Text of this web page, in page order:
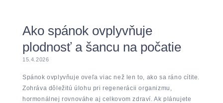
Ako spánok ovplyvňuje
plodnosť a šancu na počatie
15.4.2026
Spánok ovplyvňuje oveľa viac než len to, ako sa ráno cítite.
Zohráva dôležitú úlohu pri regenerácii organizmu,
hormonálnej rovnováhe aj celkovom zdraví. Ak plánujete